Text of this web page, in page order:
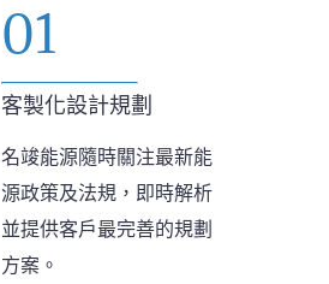
01
客製化設計規劃
名竣能源隨時關注最新能
源政策及法規，即時解析
並提供客戶最完善的規劃
方案。